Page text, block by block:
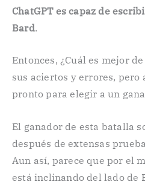
ChatGPT es capaz de
Bard.
Entonces, ¿Cuál es mejor
sus aciertos y errores, pero
pronto para elegir a un
El ganador de esta batalla
después de extensas
Aun así, parece que por el
está inclinando del lado de